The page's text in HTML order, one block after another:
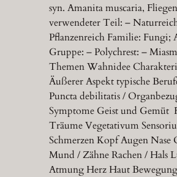
syn. Amanita muscaria,
verwendeter Teil: –
Pflanzenreich Familie: Fungi;
Gruppe: – Polychrest: –
Themen Wahnidee
Äußerer Aspekt typische
Puncta debilitatis /
Symptome Geist und Gemüt
Träume Vegetativum
Schmerzen Kopf Augen Nase
Mund / Zähne Rachen / Hals
Atmung Herz Haut